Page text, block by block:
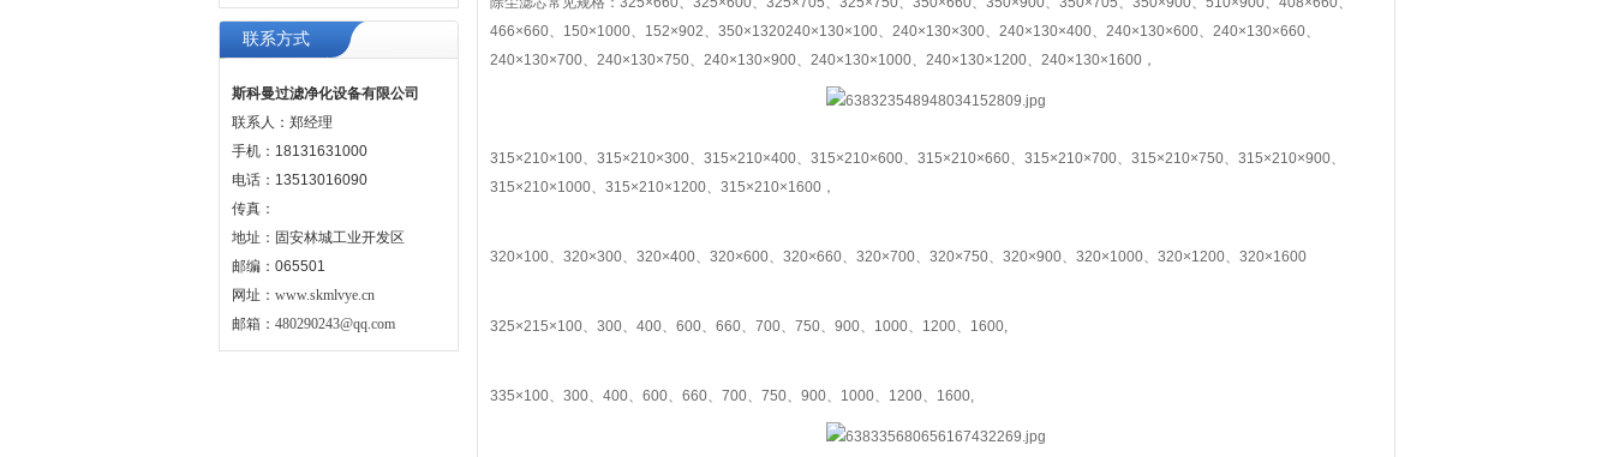
联系方式
斯科曼过滤净化设备有限公司
联系人：郑经理
手机：18131631000
电话：13513016090
传真：
地址：固安林城工业开发区
邮编：065501
网址： www.skmlvye.cn
邮箱： 480290243@qq.com
466×660、150×1000、152×902、350×1320240×130×100、240×130×300、240×130×400、240×130×600、240×130×660、
240×130×700、240×130×750、240×130×900、240×130×1000、240×130×1200、240×130×1600，
315×210×100、315×210×300、315×210×400、315×210×600、315×210×660、315×210×700、315×210×750、315×210×900、
315×210×1000、315×210×1200、315×210×1600，
320×100、320×300、320×400、320×600、320×660、320×700、320×750、320×900、320×1000、320×1200、320×1600
325×215×100、300、400、600、660、700、750、900、1000、1200、1600,
335×100、300、400、600、660、700、750、900、1000、1200、1600,